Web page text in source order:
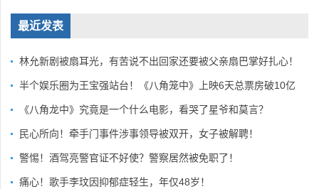
最近发表
林允新剧被扇耳光，有苦说不出回家还要被父亲扇巴掌好扎心！
半个娱乐圈为王宝强站台！《八角笼中》上映6天总票房破10亿
《八角龙中》究竟是一个什么电影，看哭了星爷和莫言？
民心所向！牵手门事件涉事领导被双开，女子被解聘！
警惕！酒驾亮警官证不好使？警察居然被免职了！
痛心！歌手李玟因抑郁症轻生，年仅48岁！